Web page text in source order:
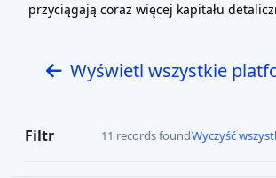
przyciągają coraz więcej kapitału
Wyświetl wszystkie
Filtr 11 records foundWyczyść